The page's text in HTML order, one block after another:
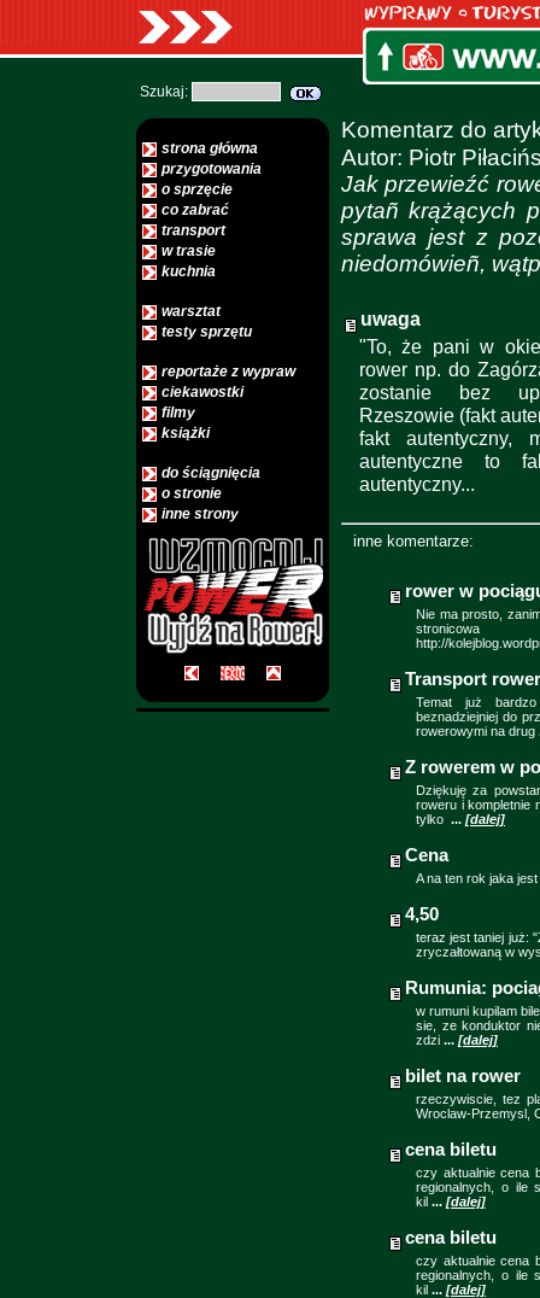
Szukaj:
strona główna
przygotowania
o sprzęcie
co zabrać
transport
w trasie
kuchnia
warsztat
testy sprzętu
reportaże z wypraw
ciekawostki
filmy
książki
do ściągnięcia
o stronie
inne strony
Komentarz do
Autor: Piotr
Jak przewieźć
pytañ krążących
sprawa jest z
niedomówieñ,
uwaga
"To, że pani w
rower np. do
zostanie bez
Rzeszowie (fakt
fakt autentyczny,
autentyczne to
autentyczny...
inne komentarze:
rower w
Nie ma prosto,
http://
Transport
Temat już
beznadziejniej do
rowerowymi na drug
Z rowerem w
Dziękuję za
roweru i kompletnie
tylko ... [dalej]
Cena
A na ten rok jaka
4,50
teraz jest taniej już:
zryczałtowaną w
Rumunia:
w rumuni kupilam
sie, ze konduktor
zdzi ... [dalej]
bilet na rower
rzeczywiscie, tez
Wroclaw-Przemysl,
cena biletu
czy aktualnie cena
regionalnych, o ile
kil ... [dalej]
cena biletu
czy aktualnie cena
regionalnych, o ile
kil ... [dalej]